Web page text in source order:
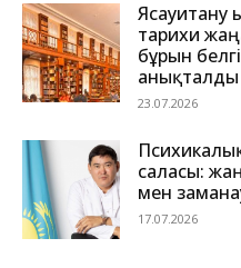
Ясауитану
тарихи
бұрын
анықталды
23.07.2026
саласы:
мен
17.07.2026